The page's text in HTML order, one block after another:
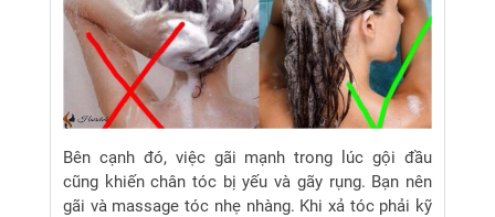
Bên cạnh đó, việc gãi mạnh trong lúc gội đầu
cũng khiến chân tóc bị yếu và gãy rụng. Bạn nên
gãi và massage tóc nhẹ nhàng. Khi xả tóc phải kỹ